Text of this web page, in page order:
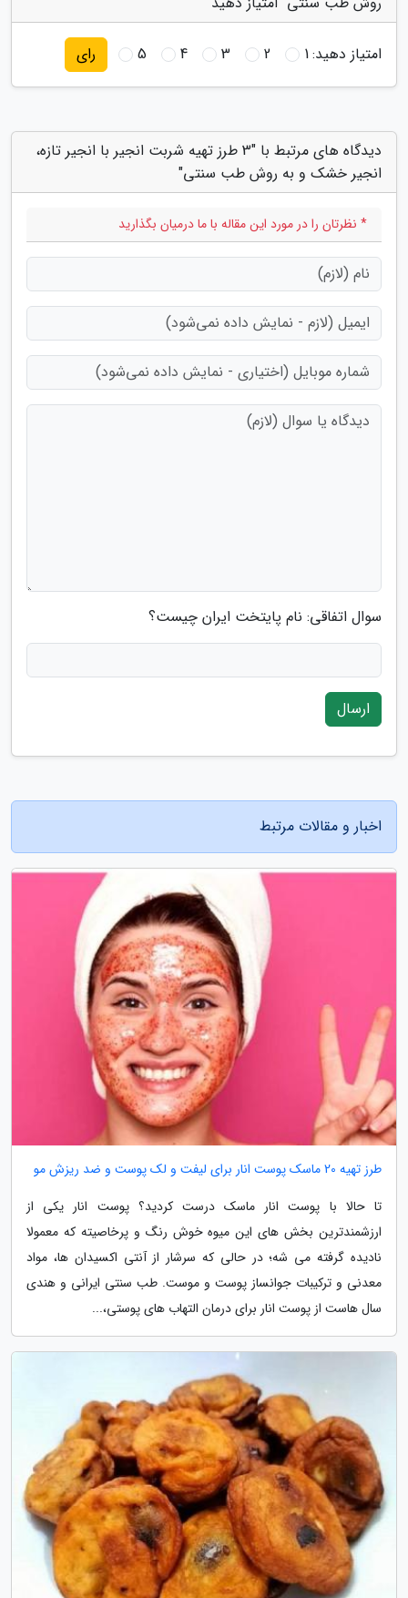
امتیاز دهید:1
2
3
4
5 رای
دیدگاه های مرتبط با "3 طرز تهیه شربت انجیر با انجیر تازه،
انجیر خشک و به روش طب سنتی"
* نظرتان را در مورد این مقاله با ما درمیان بگذارید
سوال اتفاقی: نام پایتخت ایران چیست؟
ارسال
اخبار و مقالات مرتبط
طرز تهیه 20 ماسک پوست انار برای لیفت و لک پوست و ضد ریزش مو
تا حالا با پوست انار ماسک درست کردید؟ پوست انار یکی از
ارزشمندترین بخش های این میوه خوش رنگ و پرخاصیته که معمولا
نادیده گرفته می شه؛ در حالی که سرشار از آنتی اکسیدان ها، مواد
معدنی و ترکیبات جوانساز پوست و موست. طب سنتی ایرانی و هندی
سال هاست از پوست انار برای درمان التهاب های پوستی،...